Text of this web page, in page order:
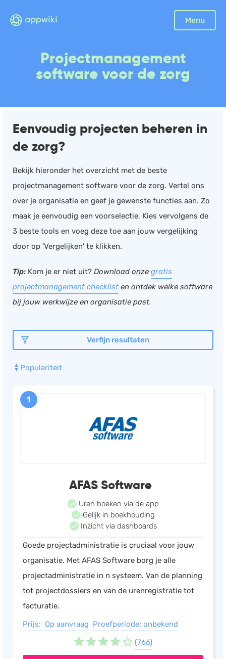
Menu
Sluiten
Facturatie
Aangifte
Incasso
Declaraties
CRM
Offerte
Documentmanagement
Workflowmanagement
Planning
Werkbonnen
Webshop
Voorraadbeheer
Rapportage
Marketing automation
Chat
Helpdesk
Projectmanagement
software voor de zorg
Eenvoudig projecten beheren in
de zorg?
Bekijk hieronder het overzicht met de beste
projectmanagement software voor de zorg. Vertel ons
over je organisatie en geef je gewenste functies aan. Zo
maak je eenvoudig een voorselectie. Kies vervolgens de
3 beste tools en voeg deze toe aan jouw vergelijking
door op 'Vergelijken' te klikken.
Tip: Kom je er niet uit? Download onze gratis
projectmanagement checklist en ontdek welke software
bij jouw werkwijze en organisatie past.
Verfijn resultaten
Populariteit
1
AFAS Software
Uren boeken via de app
Gelijk in boekhouding
Inzicht via dashboards
Goede projectadministratie is cruciaal voor jouw
organisatie. Met AFAS Software borg je alle
projectadministratie in n systeem. Van de planning
tot projectdossiers en van de urenregistratie tot
facturatie.
Prijs: Op aanvraag Proefperiode: onbekend
(766)